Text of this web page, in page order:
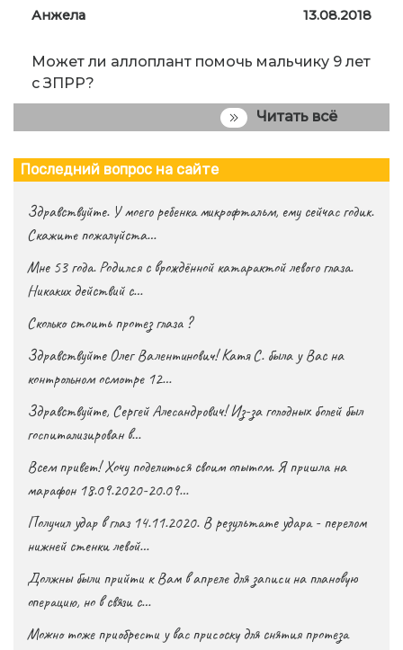
Анжела 13.08.2018
Может ли аллоплант помочь мальчику 9 лет
с ЗПРР?
Читать всё
Последний вопрос на сайте
Здравствуйте. У моего ребенка микрофтальм, ему сейчас годик.
Скажите пожалуйста…
Мне 53 года. Родился с врождённой катарактой левого глаза.
Никаких действий с…
Сколько стоить протез глаза ?
Здравствуйте Олег Валентинович! Катя С. была у Вас на
контрольном осмотре 12…
Здравствуйте, Сергей Алесандрович! Из-за голодных болей был
госпитализирован в…
Всем привет! Хочу поделиться своим опытом. Я пришла на
марафон 18.09.2020-20.09…
Получил удар в глаз 14.11.2020. В результате удара - перелом
нижней стенки левой…
Должны были прийти к Вам в апреле для записи на плановую
операцию, но в связи с…
Можно тоже приобрести у вас присоску для снятия протеза